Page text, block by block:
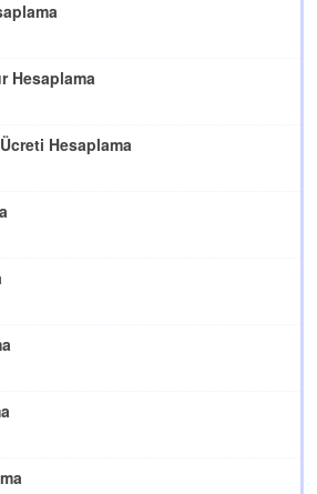
Hesaplama
Hesaplama